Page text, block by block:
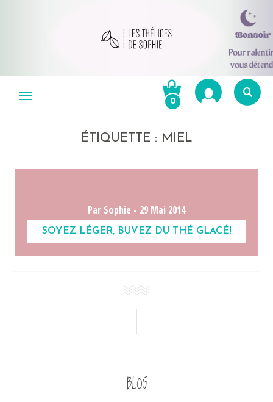
Menu 0
ÉTIQUETTE : MIEL
Par Sophie - 29 Mai 2014
SOYEZ LÉGER, BUVEZ DU THÉ GLACÉ!
BLOG